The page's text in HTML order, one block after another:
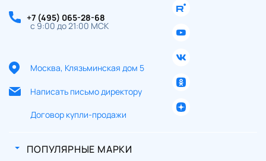
+7 (495) 065-28-68
с 9:00 до 21:00 МСК
Москва, Клязьминская дом 5
Написать письмо директору
Договор купли-продажи
ПОПУЛЯРНЫЕ МАРКИ